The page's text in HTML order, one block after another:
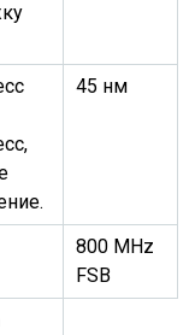
45 нм
800 MHz
FSB